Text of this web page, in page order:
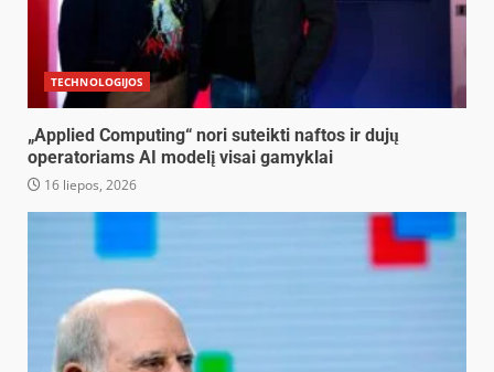
TECHNOLOGIJOS
„Applied Computing“ nori suteikti naftos ir dujų
operatoriams AI modelį visai gamyklai
16 liepos, 2026